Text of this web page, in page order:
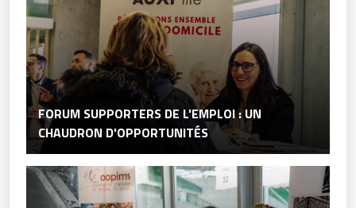
FORUM SUPPORTERS DE L'EMPLOI : UN
CHAUDRON D'OPPORTUNITÉS